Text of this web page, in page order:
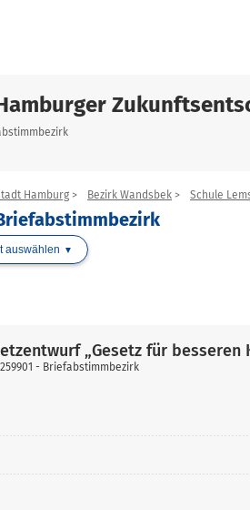
Hamburg Bezirk Wandsbek Schule
auswählen
„Gesetz für
- Briefabstimmbezirk